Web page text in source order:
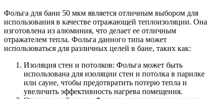
Фольга для бани 50 мкм является отличным выбором для
использования в качестве отражающей теплоизоляции. Она
изготовлена из алюминия, что делает ее отличным
отражателем тепла. Фольга данного типа может
использоваться для различных целей в бане, таких как:
Изоляция стен и потолков: Фольга может быть
использована для изоляции стен и потолка в парилке
или сауне, чтобы предотвратить потерю тепла и
увеличить эффективность нагрева помещения.